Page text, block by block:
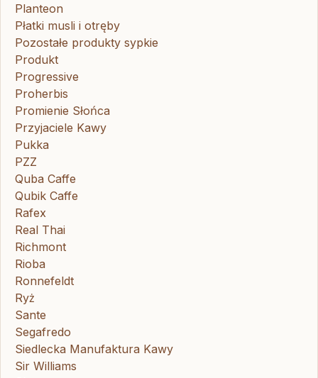
Planteon
Płatki musli i otręby
Pozostałe produkty sypkie
Produkt
Progressive
Proherbis
Promienie Słońca
Przyjaciele Kawy
Pukka
PZZ
Quba Caffe
Qubik Caffe
Rafex
Real Thai
Richmont
Rioba
Ronnefeldt
Ryż
Sante
Segafredo
Siedlecka Manufaktura Kawy
Sir Williams